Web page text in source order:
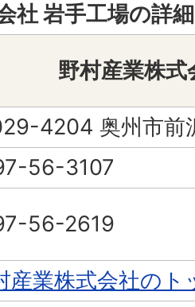
社 岩手工場の詳細
野村産業株式
4204 奥州市前
56-3107
56-2619
産業株式会社のト